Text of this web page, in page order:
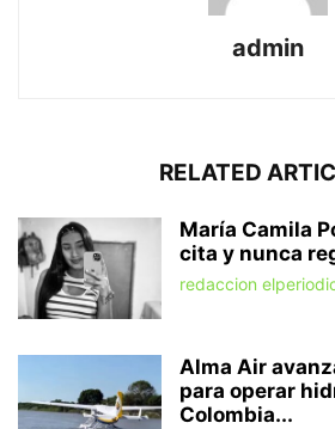
admin
RELATED
María Camila
cita y nunca
redaccion
Alma Air
para operar
Colombia...